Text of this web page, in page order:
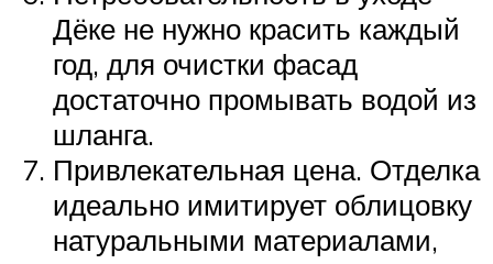
Дёке не нужно красить каждый
год, для очистки фасад
достаточно промывать водой из
шланга.
Привлекательная цена. Отделка
идеально имитирует облицовку
натуральными материалами,